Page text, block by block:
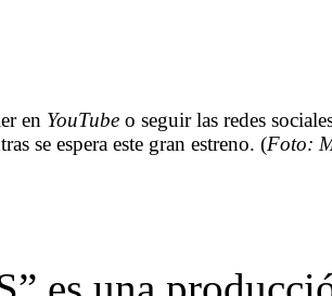
en YouTube o seguir las redes
se espera este gran estreno. (Foto: